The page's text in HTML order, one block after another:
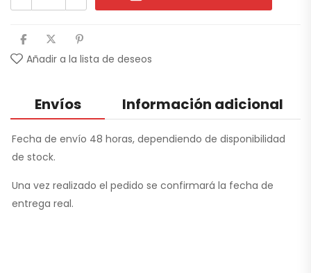
Añadir a la lista de deseos
Envíos Información adicional
Fecha de envío 48 horas, dependiendo de disponibilidad
de stock.
Una vez realizado el pedido se confirmará la fecha de
entrega real.